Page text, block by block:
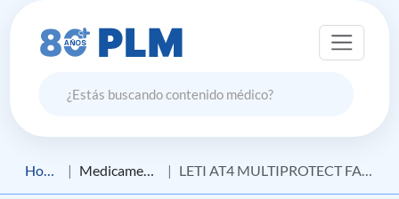
Home Medicamento LETI AT4 MULTIPROTECT FACIAL